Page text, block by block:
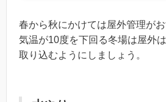
春から秋にかけては屋外管理が
気温が10度を下回る冬場は屋外
取り込むようにしましょう。